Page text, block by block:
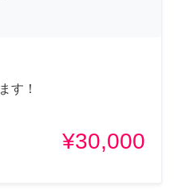
す！
¥30,000